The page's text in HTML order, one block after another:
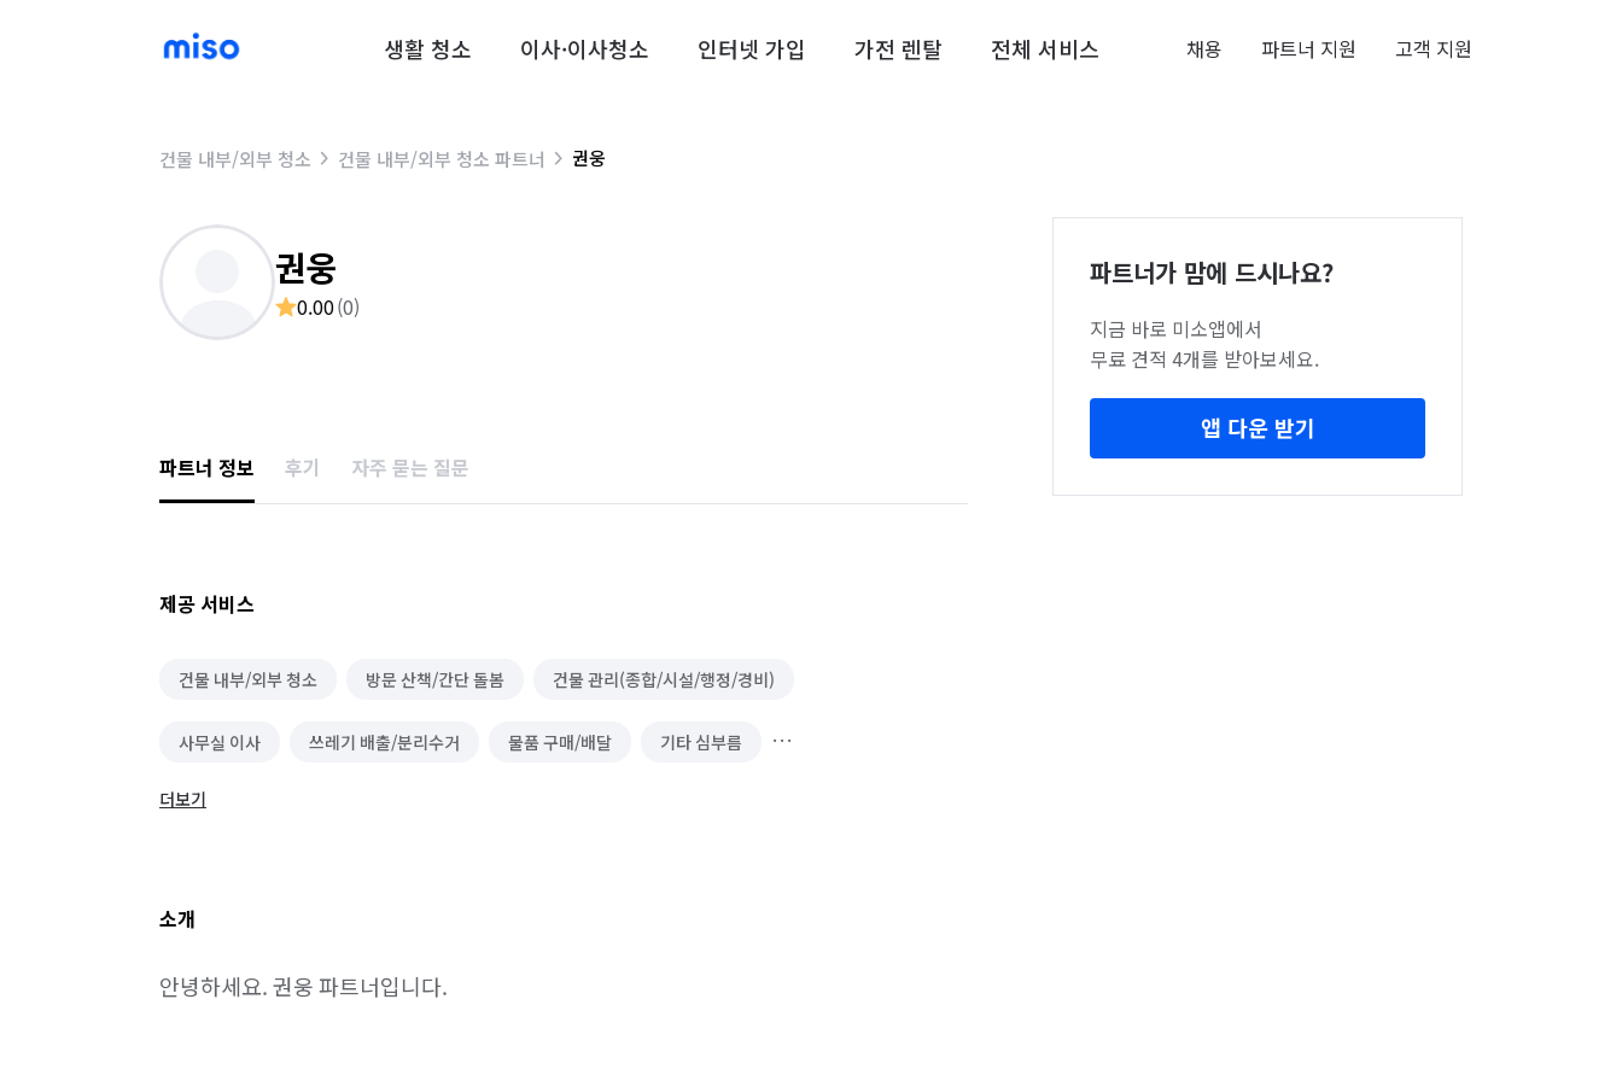
생활 청소 이사·이사청소 인터넷 가입 가전 렌탈 전체 서비스 채용 파트너 지원 고객 지원
건물 내부/외부 청소 건물 내부/외부 청소 파트너 권웅
권웅
0.00(0)
파트너 정보 후기 자주 묻는 질문
제공 서비스
건물 내부/외부 청소 방문 산책/간단 돌봄 건물 관리(종합/시설/행정/경비)
사무실 이사 쓰레기 배출/분리수거 물품 구매/배달 기타 심부름
마트장보기 심부름
노래방·멀티방·만화카페 알바
철거 소형이사
더보기
소개
안녕하세요. 권웅 파트너입니다.
파트너가 맘에 드시나요?
지금 바로 미소앱에서
무료 견적 4개를 받아보세요.
앱 다운 받기